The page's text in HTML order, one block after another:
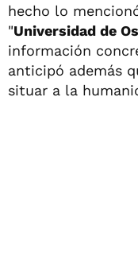
hecho lo
"Universidad de
información
anticipó además
situar a la